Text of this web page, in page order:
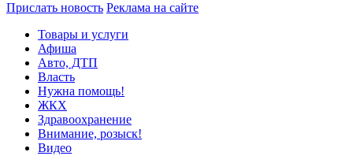
Прислать новость Реклама на сайте
Товары и услуги
Афиша
Авто, ДТП
Власть
Нужна помощь!
ЖКХ
Здравоохранение
Внимание, розыск!
Видео